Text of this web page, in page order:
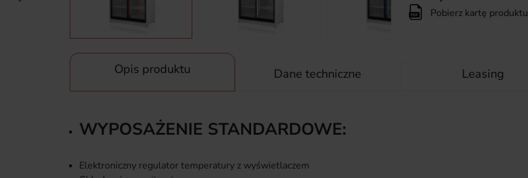
Pobierz kartę produktu
Opis produktu Dane techniczne Leasing
WYPOSAŻENIE STANDARDOWE:
Elektroniczny regulator temperatury z wyświetlaczem